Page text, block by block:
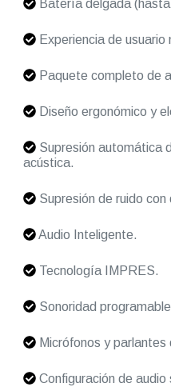
Batería delgada (hasta
Experiencia de usuario
Paquete completo de
Diseño ergonómico y
Supresión automática
acústica.
Supresión de ruido
Audio Inteligente.
Tecnología IMPRES.
Sonoridad
Micrófonos y parlantes
Configuración de audio